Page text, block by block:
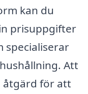
kan du
prisuppgifter
specialiserar
Att
åtgärd för att